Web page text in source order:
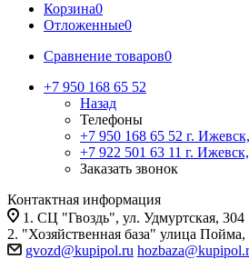
Корзина0
Отложенные0
Сравнение товаров0
+7 950 168 65 52
Назад
Телефоны
+7 950 168 65 52 г.
+7 922 501 63 11 г.
Заказать звонок
Контактная информация
1. СЦ "Гвоздь", ул. Удмуртская, 304
2. "Хозяйственная база" улица Пойма,
gvozd@kupipol.ru